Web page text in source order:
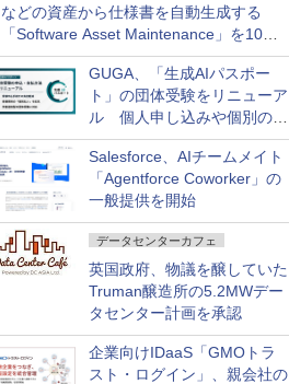
などの資産から仕様書を自動生成する
「Software Asset Maintenance」を10月
に発売
GUGA、「生成AIパスポー
ト」の団体受験をリニューア
ル 個人申し込みや個別の支
払いなどに対応
Salesforce、AIチームメイト
「Agentforce Coworker」の
一般提供を開始
データセンターカフェ
英国政府、物議を醸していた
Truman醸造所の5.2MWデー
タセンター計画を承認
企業向けIDaaS「GMOトラ
スト・ログイン」、親会社の